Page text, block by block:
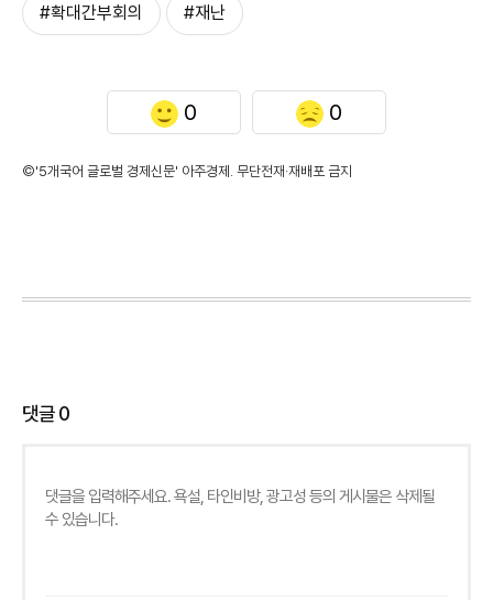
#확대간부회의 #재난
0 0
©'5개국어 글로벌 경제신문' 아주경제. 무단전재·재배포 금지
댓글0